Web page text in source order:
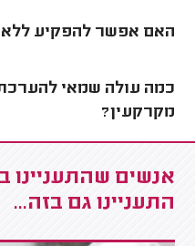
האם אפשר להפקיע ללא
כמה עולה שמאי
מקרקעין?
אנשים שהתעניינו
התעניינו גם בזה...